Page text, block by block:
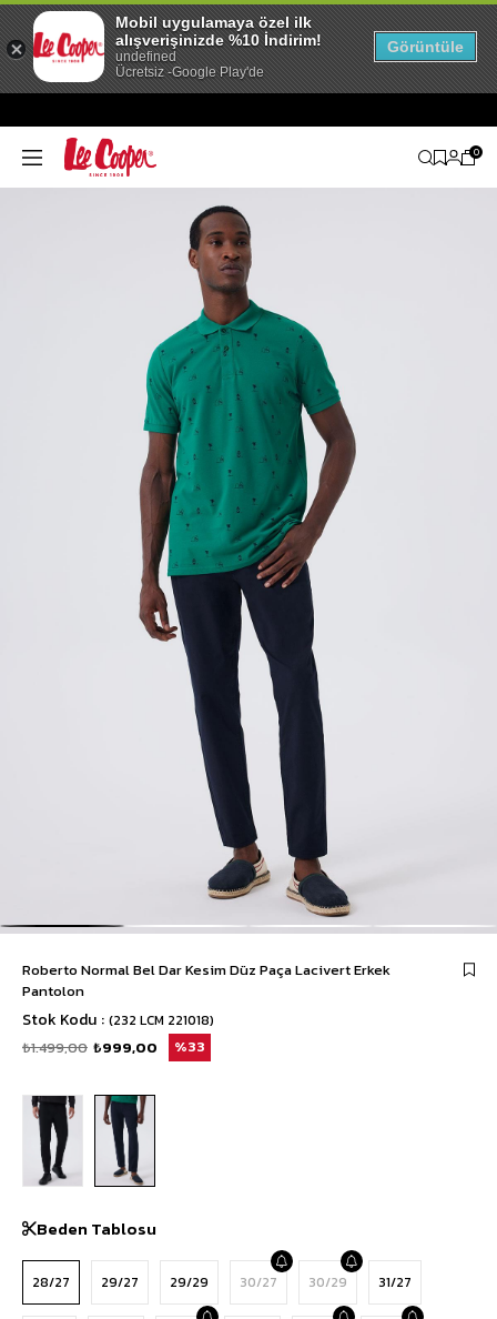
0
Roberto Normal Bel Dar Kesim Düz Paça Lacivert Erkek
Pantolon
Stok Kodu (232 LCM 221018)
₺1.499,00 ₺999,00 33
Beden Tablosu
28/27 29/27 29/29 30/27 30/29 31/27
Mobil uygulamaya özel ilk
alışverişinizde %10 İndirim!
undefined
Ücretsiz -Google Play'de
Görüntüle